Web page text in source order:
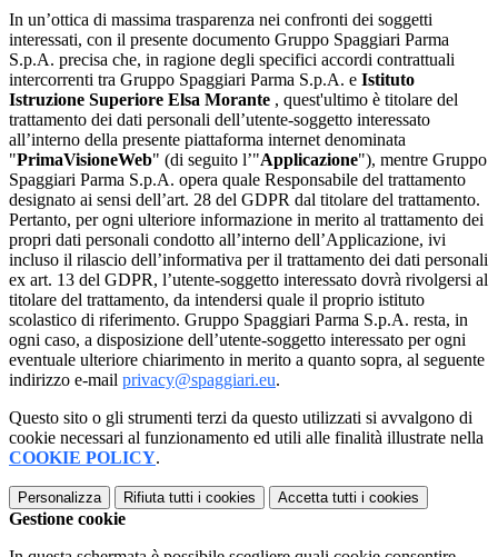
In un’ottica di massima trasparenza nei confronti dei soggetti
interessati, con il presente documento Gruppo Spaggiari Parma
S.p.A. precisa che, in ragione degli specifici accordi contrattuali
intercorrenti tra Gruppo Spaggiari Parma S.p.A. e Istituto
Istruzione Superiore Elsa Morante , quest'ultimo è titolare del
trattamento dei dati personali dell’utente-soggetto interessato
all’interno della presente piattaforma internet denominata
"PrimaVisioneWeb" (di seguito l’"Applicazione"), mentre Gruppo
Spaggiari Parma S.p.A. opera quale Responsabile del trattamento
designato ai sensi dell’art. 28 del GDPR dal titolare del trattamento.
Pertanto, per ogni ulteriore informazione in merito al trattamento dei
propri dati personali condotto all’interno dell’Applicazione, ivi
incluso il rilascio dell’informativa per il trattamento dei dati personali
ex art. 13 del GDPR, l’utente-soggetto interessato dovrà rivolgersi al
titolare del trattamento, da intendersi quale il proprio istituto
scolastico di riferimento. Gruppo Spaggiari Parma S.p.A. resta, in
ogni caso, a disposizione dell’utente-soggetto interessato per ogni
eventuale ulteriore chiarimento in merito a quanto sopra, al seguente
indirizzo e-mail privacy@spaggiari.eu.
Questo sito o gli strumenti terzi da questo utilizzati si avvalgono di
cookie necessari al funzionamento ed utili alle finalità illustrate nella
COOKIE POLICY.
Personalizza Rifiuta tutti i cookies Accetta tutti i cookies
Gestione cookie